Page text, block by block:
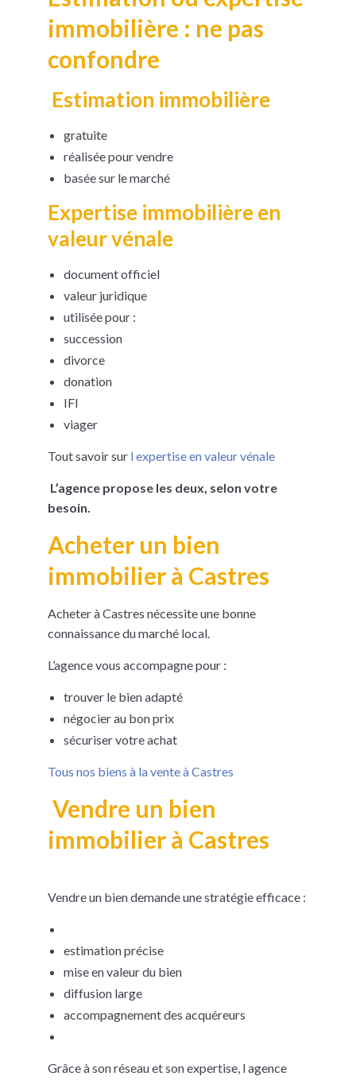
immobilière : ne pas
confondre
Estimation immobilière
gratuite
réalisée pour vendre
basée sur le marché
Expertise immobilière en
valeur vénale
document officiel
valeur juridique
utilisée pour :
succession
divorce
donation
IFI
viager
Tout savoir sur l expertise en valeur vénale
L’agence propose les deux, selon votre
besoin.
Acheter un bien
immobilier à Castres
Acheter à Castres nécessite une bonne
connaissance du marché local.
L’agence vous accompagne pour :
trouver le bien adapté
négocier au bon prix
sécuriser votre achat
Tous nos biens à la vente à Castres
Vendre un bien
immobilier à Castres
Vendre un bien demande une stratégie efficace :
estimation précise
mise en valeur du bien
diffusion large
accompagnement des acquéreurs
Grâce à son réseau et son expertise, l agence